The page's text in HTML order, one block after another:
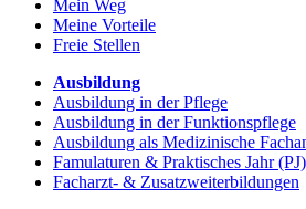
Mein Weg
Meine Vorteile
Freie Stellen
Ausbildung
Ausbildung in der Pflege
Ausbildung in der Funktionspflege
Ausbildung als Medizinische
Famulaturen & Praktisches Jahr (PJ)
Facharzt- & Zusatzweiterbildungen